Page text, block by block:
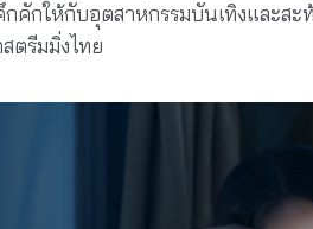
กคักให้กับอุตสาหกรรมบันเทิงและสะ
ตรีมมิ่งไทย